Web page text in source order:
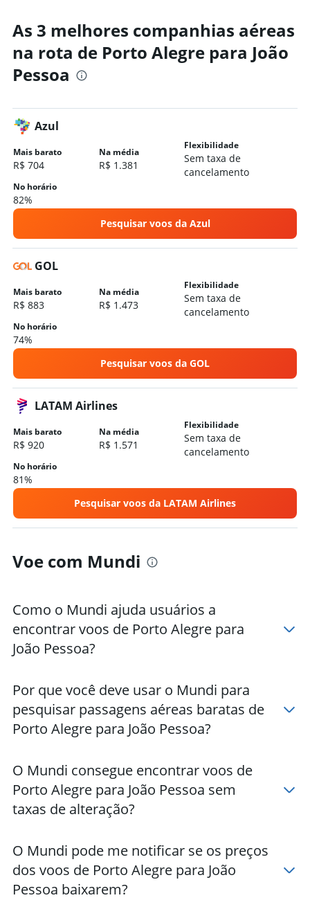
As 3 melhores companhias aéreas
na rota de Porto Alegre para João
Pessoa
Azul
Mais barato
R$ 704
Na média
R$ 1.381
Flexibilidade
Sem taxa de
cancelamento
No horário
82%
Pesquisar voos da Azul
GOL
Mais barato
R$ 883
Na média
R$ 1.473
Flexibilidade
Sem taxa de
cancelamento
No horário
74%
Pesquisar voos da GOL
LATAM Airlines
Mais barato
R$ 920
Na média
R$ 1.571
Flexibilidade
Sem taxa de
cancelamento
No horário
81%
Pesquisar voos da LATAM Airlines
Voe com Mundi
Como o Mundi ajuda usuários a
encontrar voos de Porto Alegre para
João Pessoa?
Por que você deve usar o Mundi para
pesquisar passagens aéreas baratas de
Porto Alegre para João Pessoa?
O Mundi consegue encontrar voos de
Porto Alegre para João Pessoa sem
taxas de alteração?
O Mundi pode me notificar se os preços
dos voos de Porto Alegre para João
Pessoa baixarem?